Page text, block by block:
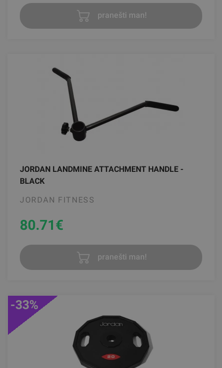
pranešti man!
JORDAN LANDMINE ATTACHMENT HANDLE -
BLACK
JORDAN FITNESS
80.71€
pranešti man!
-33%